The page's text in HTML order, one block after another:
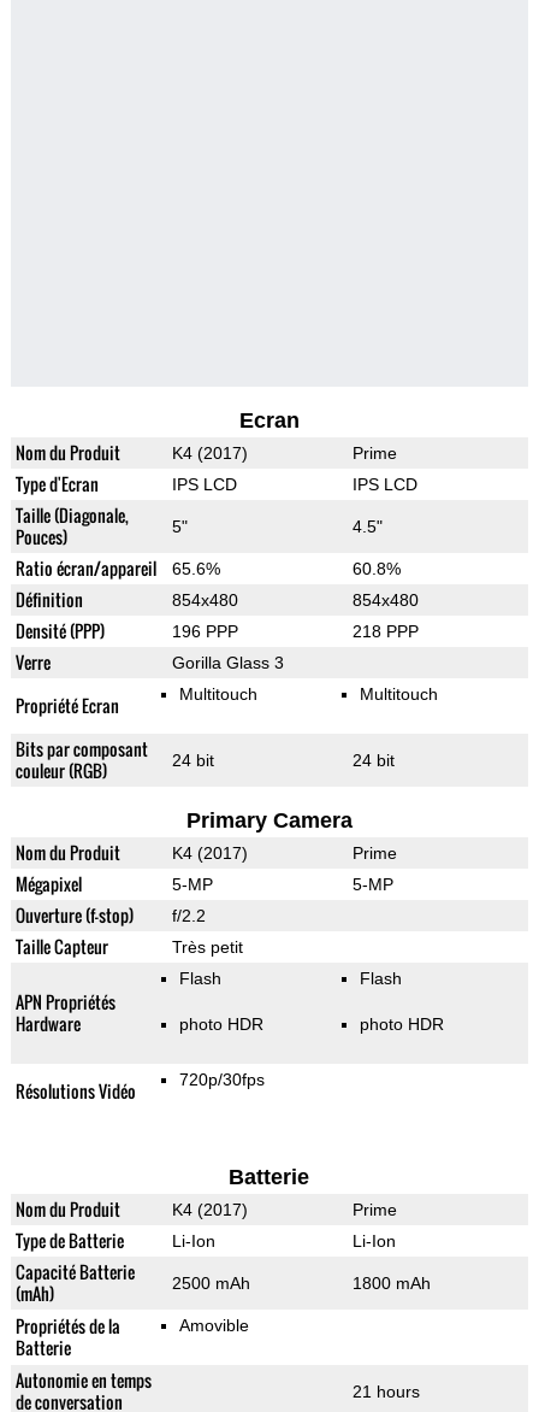
Ecran
Nom du Produit K4 (2017) Prime
Type d'Ecran IPS LCD IPS LCD
Taille (Diagonale,
Pouces)
5" 4.5"
Ratio écran/appareil 65.6% 60.8%
Définition 854x480 854x480
Densité (PPP) 196 PPP 218 PPP
Verre Gorilla Glass 3
Propriété Ecran Multitouch Multitouch
Bits par composant
couleur (RGB)
24 bit 24 bit
Primary Camera
Nom du Produit K4 (2017) Prime
Mégapixel 5-MP 5-MP
Ouverture (f-stop) f/2.2
Taille Capteur Très petit
APN Propriétés
Hardware
Flash
photo HDR
Flash
photo HDR
Résolutions Vidéo 720p/30fps
Batterie
Nom du Produit K4 (2017) Prime
Type de Batterie Li-Ion Li-Ion
Capacité Batterie
(mAh)
2500 mAh 1800 mAh
Propriétés de la
Batterie
Amovible
Autonomie en temps
de conversation
21 hours